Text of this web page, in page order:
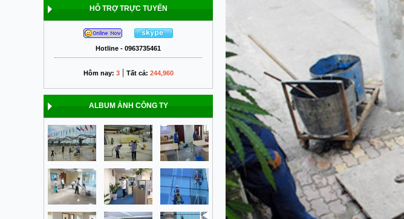
HỖ TRỢ TRỰC TUYẾN
Hotline - 0963735461
Hôm nay: 3| Tất cả: 244,960
ALBUM ẢNH CÔNG TY